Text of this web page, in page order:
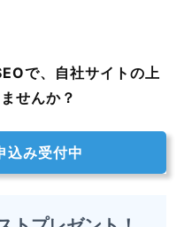
で、自社サイトの上
せんか？
込み受付中